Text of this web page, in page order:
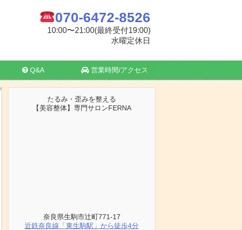
070-6472-8526
10:00〜21:00(最終受付19:00)
水曜定休日
Q&A 営業時間/アクセス
たるみ・歪みを整える
【美容整体】専門サロンFERNA
奈良県生駒市辻町771-17
近鉄奈良線「東生駒駅」から徒歩4分